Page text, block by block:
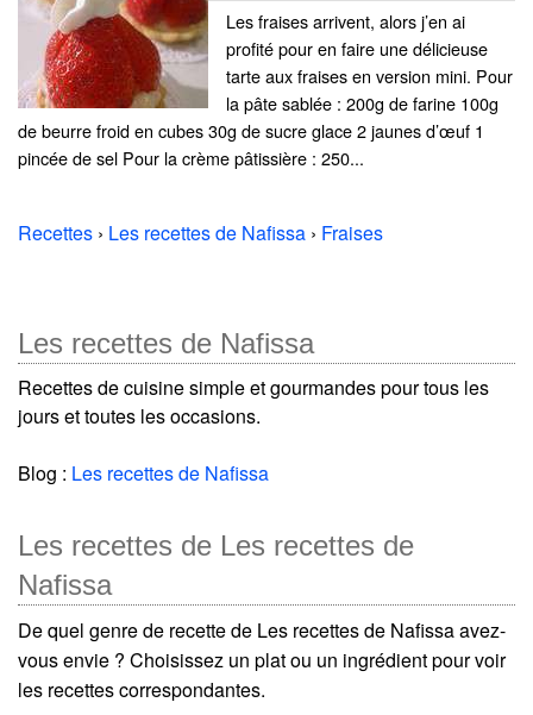
Les fraises arrivent, alors j’en ai
profité pour en faire une délicieuse
tarte aux fraises en version mini. Pour
la pâte sablée : 200g de farine 100g
de beurre froid en cubes 30g de sucre glace 2 jaunes d’œuf 1
pincée de sel Pour la crème pâtissière : 250...
Recettes › Les recettes de Nafissa › Fraises
Les recettes de Nafissa
Recettes de cuisine simple et gourmandes pour tous les
jours et toutes les occasions.
Blog : Les recettes de Nafissa
Les recettes de Les recettes de
Nafissa
De quel genre de recette de Les recettes de Nafissa avez-
vous envie ? Choisissez un plat ou un ingrédient pour voir
les recettes correspondantes.